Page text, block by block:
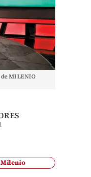
MILENIO
Milenio